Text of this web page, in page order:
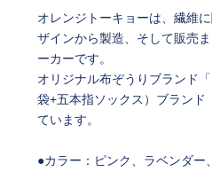
オレンジトーキョーは、繊維
ザインから製造、そして販売
ーカーです。
オリジナル布ぞうりブランド
袋+五本指ソックス）ブランド
ています。
●カラー：ピンク、ラベンダー